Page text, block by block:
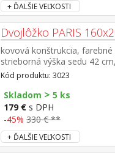
+ ĎALŠIE VEĽKOSTI
Dvojlôžko PARIS
kovová konštrukcia, farebné
strieborná výška sedu 42
roštu a matraca odporúčaný
matraca 160 × 200 cm alebo
200 cm a rošt R2 vhodný
stolík 3020
Kód produktu: 3023
Skladom > 5 ks
179 € s DPH
-45% 330 € **
+ ĎALŠIE VEĽKOSTI